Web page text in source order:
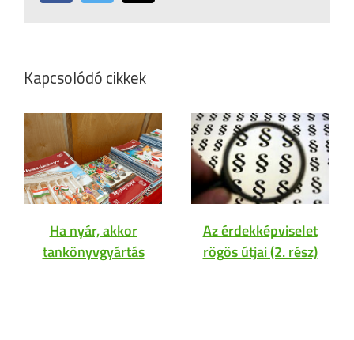
Kapcsolódó cikkek
Ha nyár, akkor
tankönyvgyártás
Az érdekképviselet
rögös útjai (2. rész)